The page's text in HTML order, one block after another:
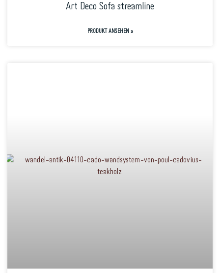
Art Deco Sofa streamline
PRODUKT ANSEHEN »